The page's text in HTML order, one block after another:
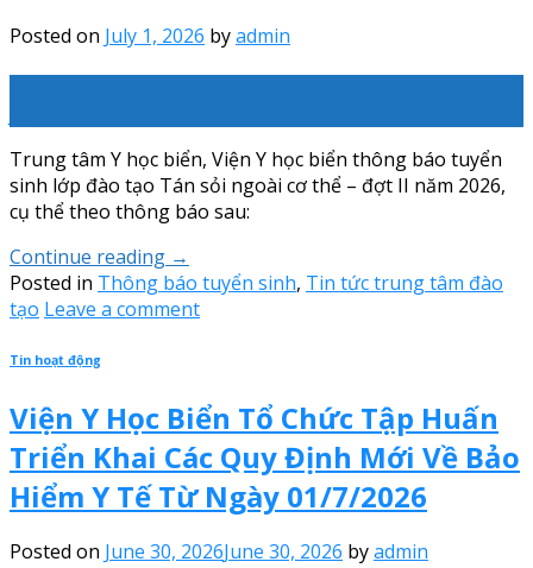
Posted on July 1, 2026 byadmin
Trung tâm Y học biển, Viện Y học biển thông báo tuyển
sinh lớp đào tạo Tán sỏi ngoài cơ thể – đợt II năm 2026,
cụ thể theo thông báo sau:
Continue reading →
Posted in Thông báo tuyển sinh, Tin tức trung tâm đào
tạo Leave a comment
Tin hoạt động
Viện Y Học Biển Tổ Chức Tập Huấn
Triển Khai Các Quy Định Mới Về Bảo
Hiểm Y Tế Từ Ngày 01/7/2026
Posted on June 30, 2026June 30, 2026 byadmin